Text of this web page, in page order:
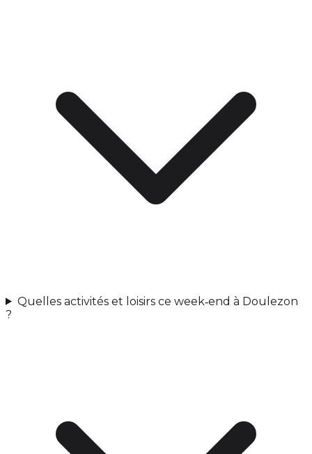
Quelles activités et loisirs ce week‑end à Doulezon
?